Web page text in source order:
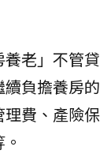
老」不管貸
負擔養房的
費、產險保